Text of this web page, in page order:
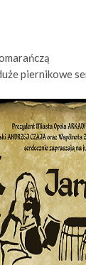
piernikowe